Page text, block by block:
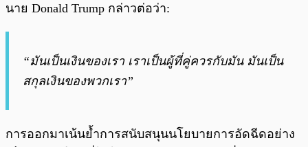
นาย Donald Trump กล่าวต่อว่า:
“มันเป็นเงินของเรา เราเป็นผู้ที่คู่ควรกับมัน มันเป็น
สกุลเงินของพวกเรา”
การออกมาเน้นย้ำการสนับสนุนนโยบายการอัดฉีดอย่าง